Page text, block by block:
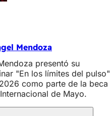
Mendoza
presentó su
"En los límites del pulso"
como parte de la beca
de Mayo.